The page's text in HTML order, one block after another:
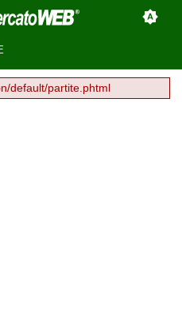
default/partite.phtml